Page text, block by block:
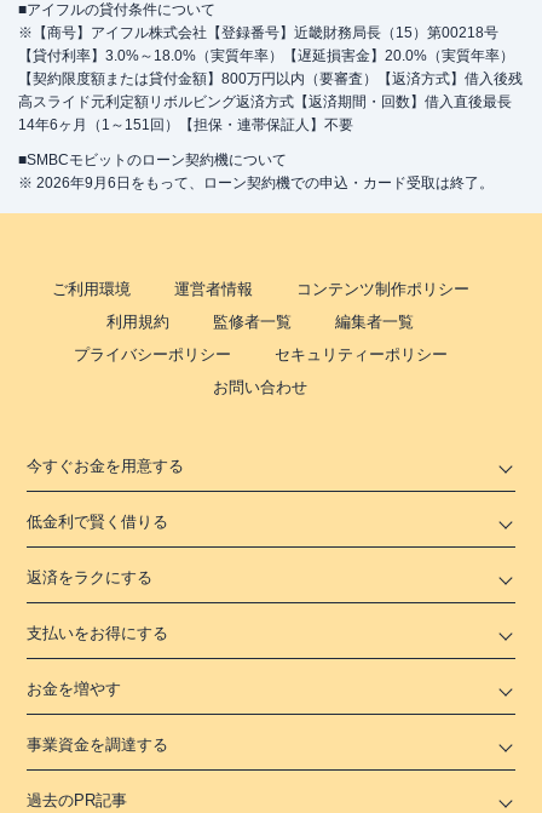
■アイフルの貸付条件について
※【商号】アイフル株式会社【登録番号】近畿財務局長（15）第00218号
【貸付利率】3.0%～18.0%（実質年率）【遅延損害金】20.0%（実質年率）
【契約限度額または貸付金額】800万円以内（要審査）【返済方式】借入後残
高スライド元利定額リボルビング返済方式【返済期間・回数】借入直後最長
14年6ヶ月（1～151回）【担保・連帯保証人】不要
■SMBCモビットのローン契約機について
※ 2026年9月6日をもって、ローン契約機での申込・カード受取は終了。
ご利用環境 運営者情報
コンテンツ制作ポリシー
利用規約
監修者一覧
編集者一覧
プライバシーポリシー
セキュリティーポリシー
お問い合わせ
今すぐお金を用意する
低金利で賢く借りる
返済をラクにする
支払いをお得にする
お金を増やす
事業資金を調達する
過去のPR記事